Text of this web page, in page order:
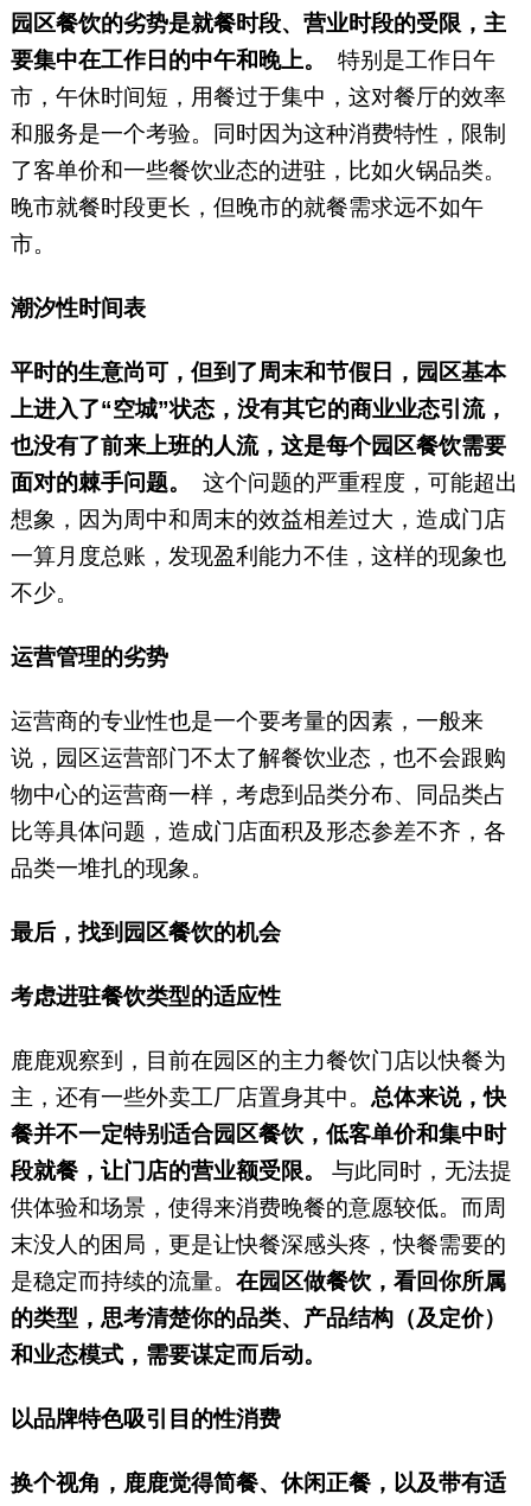
园区餐饮的劣势是就餐时段、营业时段的受限，主
要集中在工作日的中午和晚上。 特别是工作日午
市，午休时间短，用餐过于集中，这对餐厅的效率
和服务是一个考验。同时因为这种消费特性，限制
了客单价和一些餐饮业态的进驻，比如火锅品类。
晚市就餐时段更长，但晚市的就餐需求远不如午
市。
潮汐性时间表
平时的生意尚可，但到了周末和节假日，园区基本
上进入了“空城”状态，没有其它的商业业态引流，
也没有了前来上班的人流，这是每个园区餐饮需要
面对的棘手问题。 这个问题的严重程度，可能超出
想象，因为周中和周末的效益相差过大，造成门店
一算月度总账，发现盈利能力不佳，这样的现象也
不少。
运营管理的劣势
运营商的专业性也是一个要考量的因素，一般来
说，园区运营部门不太了解餐饮业态，也不会跟购
物中心的运营商一样，考虑到品类分布、同品类占
比等具体问题，造成门店面积及形态参差不齐，各
品类一堆扎的现象。
最后，找到园区餐饮的机会
考虑进驻餐饮类型的适应性
鹿鹿观察到，目前在园区的主力餐饮门店以快餐为
主，还有一些外卖工厂店置身其中。 总体来说，快
餐并不一定特别适合园区餐饮，低客单价和集中时
段就餐，让门店的营业额受限。 与此同时，无法提
供体验和场景，使得来消费晚餐的意愿较低。而周
末没人的困局，更是让快餐深感头疼，快餐需要的
是稳定而持续的流量。 在园区做餐饮，看回你所属
的类型，思考清楚你的品类、产品结构（及定价）
和业态模式，需要谋定而后动。
以品牌特色吸引目的性消费
换个视角，鹿鹿觉得简餐、休闲正餐，以及带有适